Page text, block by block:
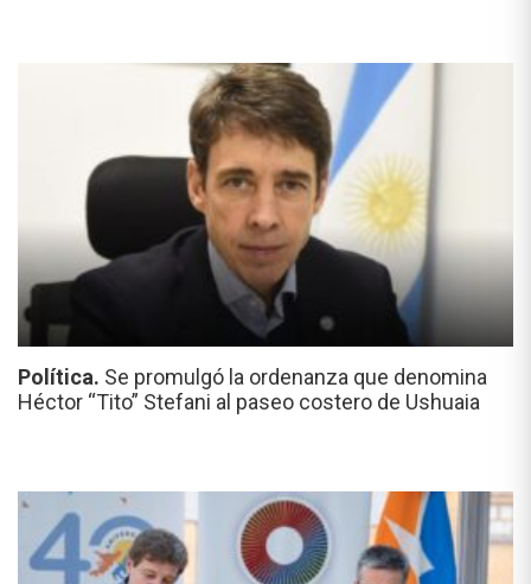
Política. Se promulgó la ordenanza que denomina
Héctor “Tito” Stefani al paseo costero de Ushuaia